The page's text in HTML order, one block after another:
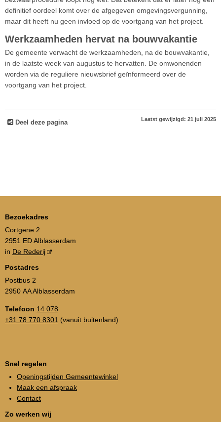
definitief oordeel komt over de afgegeven omgevingsvergunning,
maar dit heeft nu geen invloed op de voortgang van het project.
Werkzaamheden hervat na bouwvakantie
De gemeente verwacht de werkzaamheden, na de bouwvakantie,
in de laatste week van augustus te hervatten. De omwonenden
worden via de reguliere nieuwsbrief geïnformeerd over de
voortgang van het project.
Deel deze pagina Laatst gewijzigd: 21 juli 2025
Bezoekadres
Cortgene 2
2951 ED Alblasserdam
in De Rederij
Postadres
Postbus 2
2950 AA Alblasserdam
Telefoon 14 078
+31 78 770 8301 (vanuit buitenland)
Snel regelen
Openingstijden Gemeentewinkel
Maak een afspraak
Contact
Zo werken wij